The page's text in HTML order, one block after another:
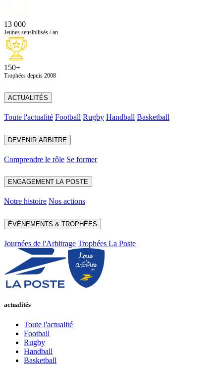
13 000
Jeunes sensibilisés / an
150+
Trophées depuis 2008
ACTUALITÉS
Toute l'actualité Football Rugby Handball Basketball
DEVENIR ARBITRE
Comprendre le rôle Se former
ENGAGEMENT LA POSTE
Notre histoire Nos actions
ÉVÉNEMENTS & TROPHÉES
Journées de l'Arbitrage Trophées La Poste
actualités
Toute l'actualité
Football
Rugby
Handball
Basketball